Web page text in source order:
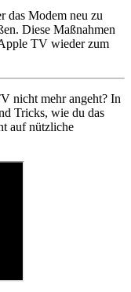
das Modem neu zu
Diese Maßnahmen
TV wieder zum
nicht mehr angeht? In
Tricks, wie du das
auf nützliche